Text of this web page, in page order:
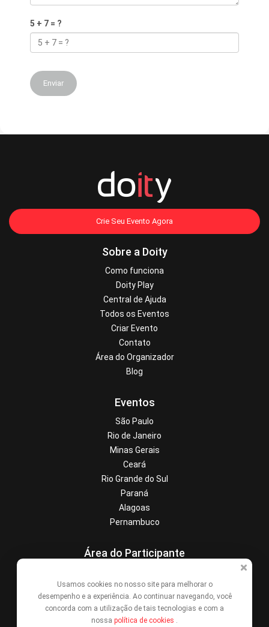
5 + 7 = ?
Enviar
Crie Seu Evento Agora
Sobre a Doity
Como funciona
Doity Play
Central de Ajuda
Todos os Eventos
Criar Evento
Contato
Área do Organizador
Blog
Eventos
São Paulo
Rio de Janeiro
Minas Gerais
Ceará
Rio Grande do Sul
Paraná
Alagoas
Pernambuco
Área do Participante
Denunciar este evento
Contato
Usamos cookies no nosso site para melhorar o
desempenho e a experiência. Ao continuar navegando, você
concorda com a utilização de tais tecnologias e com a
nossa política de cookies .